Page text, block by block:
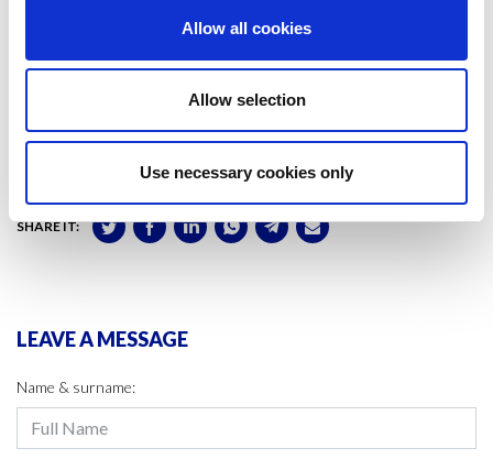
Allow all cookies
Allow selection
Use necessary cookies only
Acord de París, els ODSo el
estan encaminades a revertir la situació de crisi climàtica, però encara
SHARE IT:
LEAVE A MESSAGE
Name & surname: